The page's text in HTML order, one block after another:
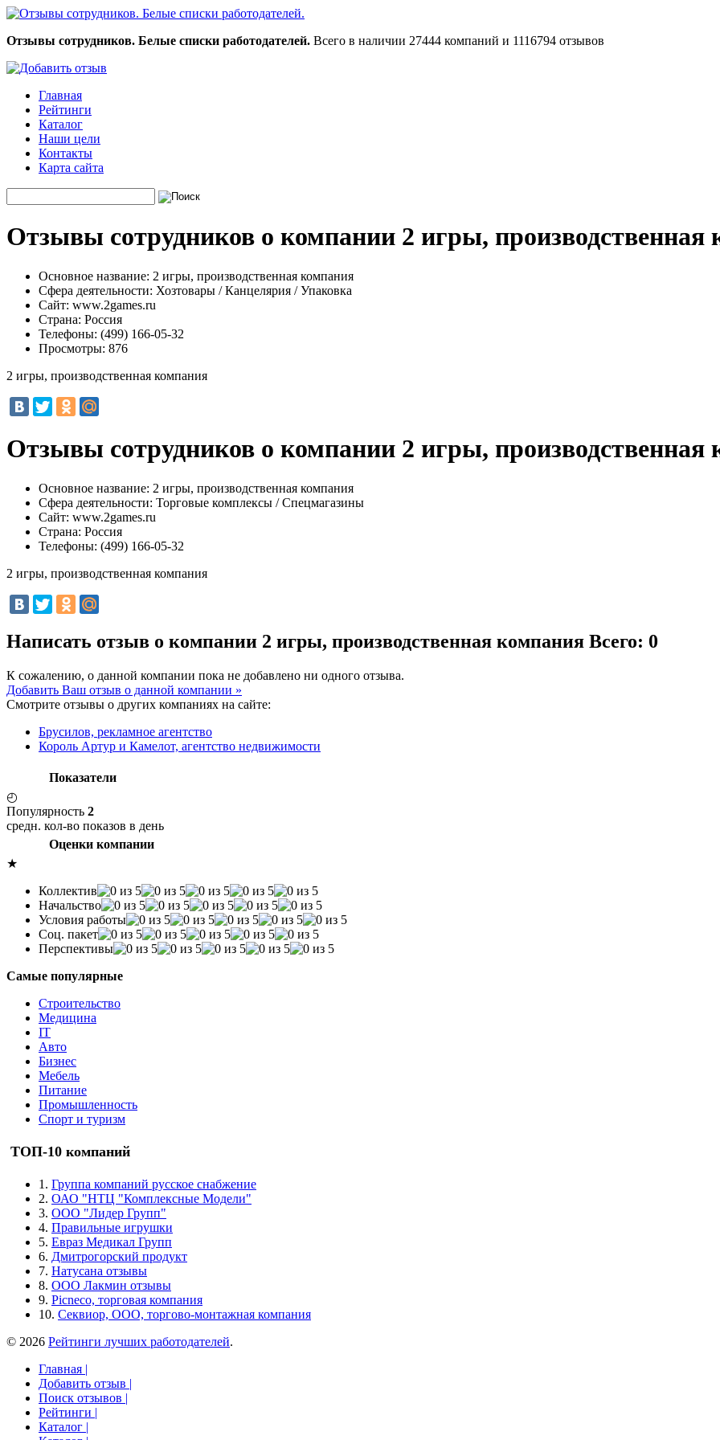
Отзывы сотрудников. Белые списки работодателей. Всего в наличии 27444 компаний и 1116794 отзывов
Главная
Рейтинги
Каталог
Наши цели
Контакты
Карта сайта
Отзывы сотрудников о компании 2 игры, производственная
Основное название: 2 игры, производственная компания
Сфера деятельности: Хозтовары / Канцелярия / Упаковка
Сайт: www.2games.ru
Страна: Россия
Телефоны: (499) 166-05-32
Просмотры: 876
2 игры, производственная компания
Отзывы сотрудников о компании 2 игры, производственная
Основное название: 2 игры, производственная компания
Сфера деятельности: Торговые комплексы / Спецмагазины
Сайт: www.2games.ru
Страна: Россия
Телефоны: (499) 166-05-32
2 игры, производственная компания
Написать отзыв о компании 2 игры, производственная компания Всего: 0
К сожалению, о данной компании пока не добавлено ни одного отзыва.
Добавить Ваш отзыв о данной компании »
Смотрите отзывы о других компаниях на сайте:
Брусилов, рекламное агентство
Король Артур и Камелот, агентство недвижимости
Показатели
◴
Популярность 2
средн. кол-во показов в день
Оценки компании
★
Коллектив
Начальство
Условия работы
Соц. пакет
Перспективы
Самые популярные
Строительство
Медицина
IT
Авто
Бизнес
Мебель
Питание
Промышленность
Спорт и туризм
ТОП-10 компаний
1. Группа компаний русское снабжение
2. ОАО "НТЦ "Комплексные Модели"
3. ООО "Лидер Групп"
4. Правильные игрушки
5. Евраз Медикал Групп
6. Дмитрогорский продукт
7. Натусана отзывы
8. ООО Лакмин отзывы
9. Picneco, торговая компания
10. Секвиор, ООО, торгово-монтажная компания
© 2026 Рейтинги лучших работодателей.
Главная |
Добавить отзыв |
Поиск отзывов |
Рейтинги |
Каталог |